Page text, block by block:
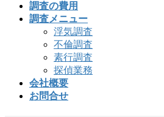
調査の費用
調査メニュー
浮気調査
不倫調査
素行調査
探偵業務
会社概要
お問合せ